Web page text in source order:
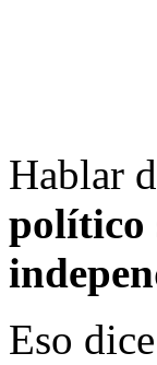
Hablar
político
Eso